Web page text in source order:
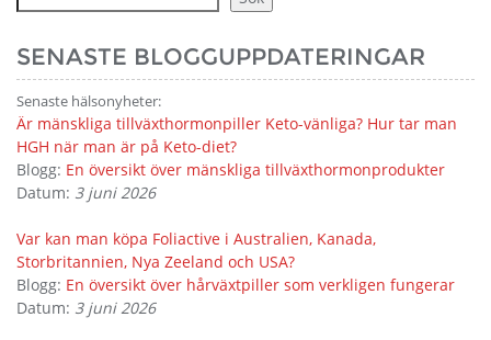
SENASTE BLOGGUPPDATERINGAR
Senaste hälsonyheter:
Är mänskliga tillväxthormonpiller Keto-vänliga? Hur tar man
HGH när man är på Keto-diet?
Blogg: En översikt över mänskliga tillväxthormonprodukter
Datum: 3 juni 2026
Var kan man köpa Foliactive i Australien, Kanada,
Storbritannien, Nya Zeeland och USA?
Blogg: En översikt över hårväxtpiller som verkligen fungerar
Datum: 3 juni 2026